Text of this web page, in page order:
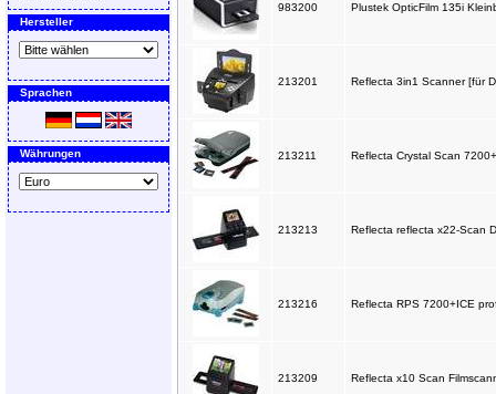
Hersteller
Sprachen
Währungen
983200 Plustek OpticFilm 135i
213201 Reflecta 3in1 Scanner [für
213211 Reflecta Crystal Scan
213213 Reflecta reflecta x22-Scan
213216 Reflecta RPS 7200+ICE
213209 Reflecta x10 Scan